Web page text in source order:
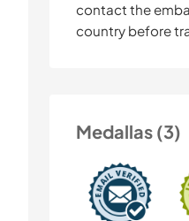
contact the
country before
Medallas (3)